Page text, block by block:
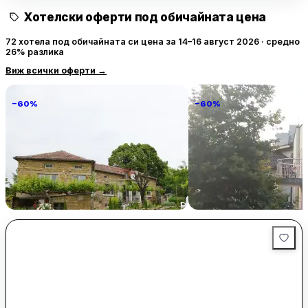
Хотелски оферти под обичайната цена
72 хотела под обичайната си цена за 14–16 август 2026 · средно
26% разлика
Виж всички оферти →
−60%
Villa Vin Santo
Винарово 89 € / нощувка
−60%
Familia Fantastiko
Китен 60